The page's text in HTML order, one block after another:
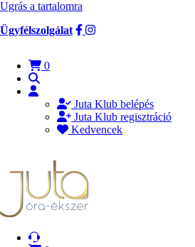
Ugrás a tartalomra
Ügyfélszolgálat
0
Juta Klub belépés
Juta Klub regisztráció
Kedvencek